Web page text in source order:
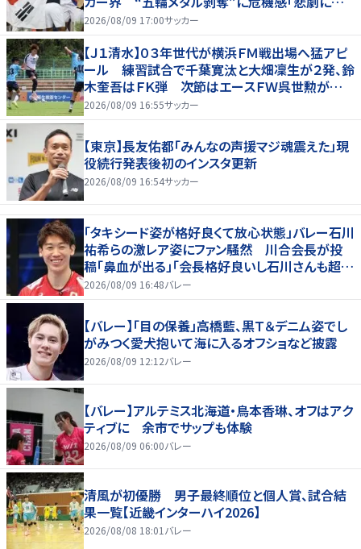
舞われる」
2026/08/09 17:00サッカー
【Ｊ１清水】０３年世代が横浜ＦＭ戦出場へ猛アピ
ール 練習試合で千葉寛汰と大畑凜生が２発、鈴
木奎吾はＦＫ弾 次節はエースＦＷ呉世勲が出
場停止
2026/08/09 16:55サッカー
【東京】長友佑都「みんなの声援マジ魂震えた」現
役続行発表後初のインスタ更新
2026/08/09 16:54サッカー
「タキシード姿が格好良くて放心状態」バレー石川
祐希らの激レア姿にファン騒然 川合会長が投
稿「鼻血が出る」「会長格好良いし石川さんも超格
好いい」
2026/08/09 16:48バレー
【バレー】「目の保養」高橋藍、黒Ｔ＆デニム姿でし
がみつく愛犬抱いて海に入るオフショなど披露
2026/08/09 12:12バレー
【バレー】アルテミス北海道・鳥本香琳、オフはアク
ティブに 余市でサップも体験
2026/08/09 06:00バレー
清風が初優勝 男子最終順位と個人賞、試合結
果一覧【近畿インターハイ2026】
2026/08/08 18:01 バレー